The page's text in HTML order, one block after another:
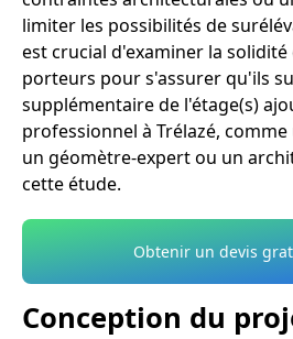
limiter les possibilités de
est crucial d'examiner la
porteurs pour s'assurer qu'ils
supplémentaire de l'étage(s)
professionnel à Trélazé,
un géomètre-expert ou un
cette étude.
Obtenir un devis
Conception du